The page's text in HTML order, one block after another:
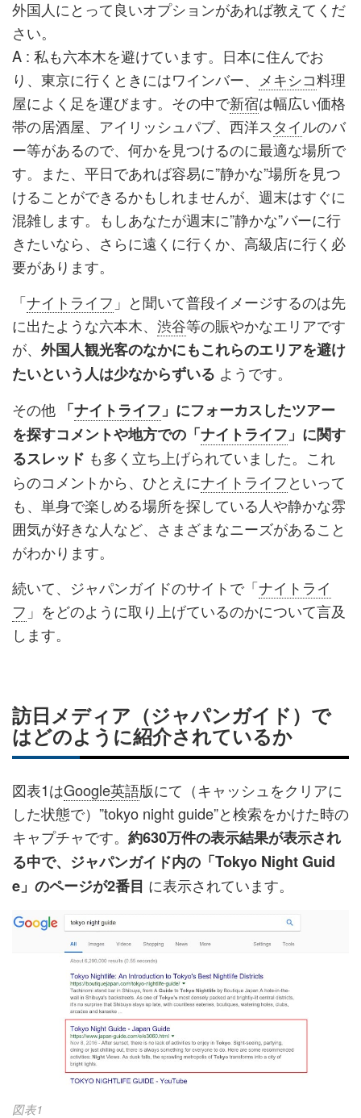
外国人にとって良いオプションがあれば教えてくだ
さい。
A : 私も六本木を避けています。日本に住んでお
り、東京に行くときにはワインバー、
メキシコ料理
屋によく足を運びます。その中で新宿は幅広い価格
帯の居酒屋、アイリッシュパブ、西洋スタイルのバ
ー等があるので、何かを見つけるのに最適な場所で
す。また、平日であれば容易に”静かな”場所を見つ
けることができるかもしれませんが、週末はすぐに
混雑します。もしあなたが週末に”静かな”バーに行
きたいなら、さらに遠くに行くか、高級店に行く必
要があります。
「ナイトライフ 」と聞いて普段イメージするのは先
に出たような六本木、 渋谷等の賑やかなエリアです
が、 外国人観光客のなかにもこれらのエリアを避け
たいという人は少なからずいる ようです。
その他 「ナイトライフ 」にフォーカスしたツアー
を探すコメントや地方での「ナイトライフ 」に関す
るスレッド も多く立ち上げられていました。これ
らのコメントから、ひとえにナイトライフといって
も、単身で楽しめる場所を探している人や静かな雰
囲気が好きな人など、さまざまなニーズがあること
がわかります。
続いて、ジャパンガイドのサイトで「ナイトライ
フ 」をどのように取り上げているのかについて言及
します。
訪日メディア（ジャパンガイド）で
はどのように紹介されているか
図表1はGoogle英語版にて（キャッシュをクリアに
した状態で）”tokyo night guide”と検索をかけた時の
キャプチャです。 約630万件の表示結果が表示され
る中で、ジャパンガイド内の「Tokyo Night Guid
e」のページが2番目 に表示されています。
図表1